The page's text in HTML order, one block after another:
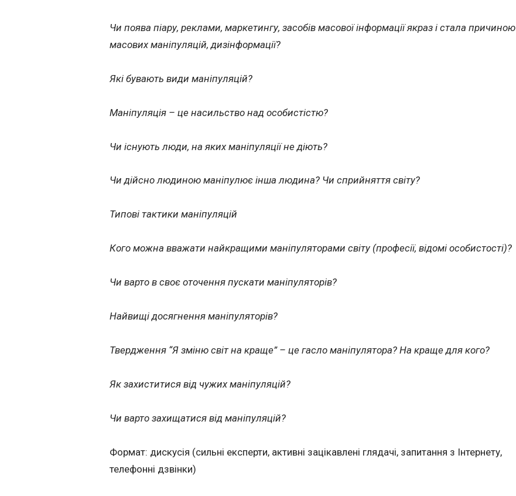
Чи поява піару, реклами, маркетингу, засобів масової інформації якраз і стала причиною
масових маніпуляцій, дизінформації?
Які бувають види маніпуляцій?
Маніпуляція – це насильство над особистістю?
Чи існують люди, на яких маніпуляції не діють?
Чи дійсно людиною маніпулює інша людина? Чи сприйняття світу?
Типові тактики маніпуляцій
Кого можна вважати найкращими маніпуляторами світу (професії, відомі особистості)?
Чи варто в своє оточення пускати маніпуляторів?
Найвищі досягнення маніпуляторів?
Твердження “Я зміню світ на краще” – це гасло маніпулятора? На краще для кого?
Як захиститися від чужих маніпуляцій?
Чи варто захищатися від маніпуляцій?
Формат: дискусія (сильні експерти, активні зацікавлені глядачі, запитання з Інтернету,
телефонні дзвінки)